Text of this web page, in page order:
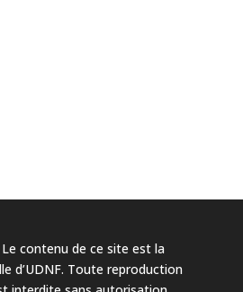
contenu de ce site est la
d’UDNF. Toute reproduction